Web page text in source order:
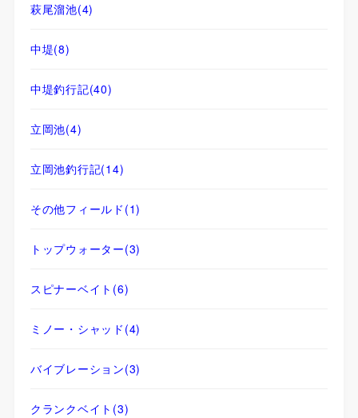
萩尾溜池(4)
中堤(8)
中堤釣行記(40)
立岡池(4)
立岡池釣行記(14)
その他フィールド (1)
トップウォーター(3)
スピナーベイト (6)
ミノー・シャッド (4)
バイブレーション(3)
クランクベイト (3)